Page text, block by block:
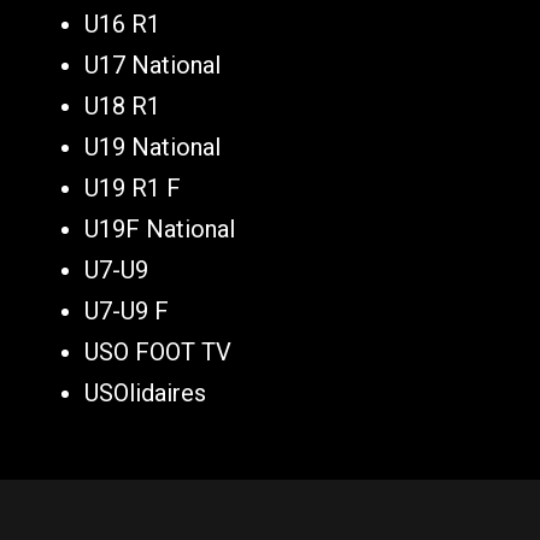
U16 R1
U17 National
U18 R1
U19 National
U19 R1 F
U19F National
U7-U9
U7-U9 F
USO FOOT TV
USOlidaires